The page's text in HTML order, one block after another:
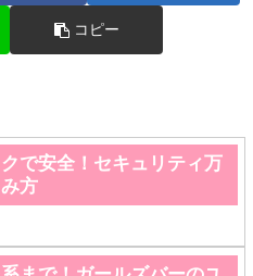
コピー
で安全！セキュリティ万
方